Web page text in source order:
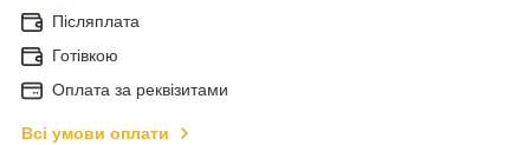
Післяплата
Готівкою
Оплата за реквізитами
Всі умови оплати